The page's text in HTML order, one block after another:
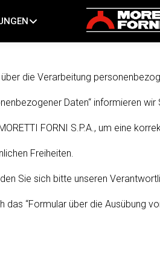
die Verarbeitung
Daten“ informieren
FORNI S.P.A., um eine
Freiheiten.
Sie sich bitte unseren
“Formular über die Ausübung